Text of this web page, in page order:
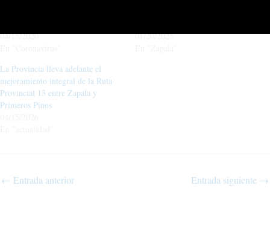
04/15/2020
01/20/2025
La Provincia lleva adelante el
mejoramiento integral de la Ruta
Provincial 13 entre Zapala y
Primeros Pinos
← Entrada anterior Entrada siguiente →